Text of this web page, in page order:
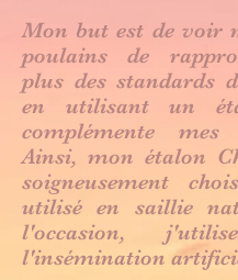
Mon but est de voir
poulains de
plus des standards
en utilisant un
complémente mes
Ainsi, mon étalon
soigneusement
utilisé en saillie
l'occasion,
l'insémination